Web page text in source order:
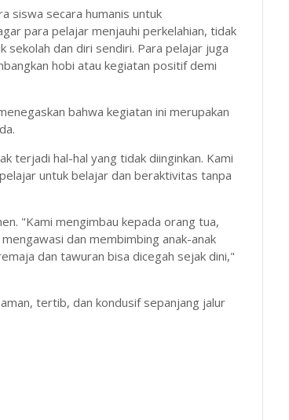
siswa secara humanis untuk
para pelajar menjauhi perkelahian, tidak
dan diri sendiri. Para pelajar juga
hobi atau kegiatan positif demi
bahwa kegiatan ini merupakan
terjadi hal-hal yang tidak diinginkan. Kami
untuk belajar dan beraktivitas tanpa
"Kami mengimbau kepada orang tua,
dan membimbing anak-anak
dan tawuran bisa dicegah sejak dini,"
tertib, dan kondusif sepanjang jalur